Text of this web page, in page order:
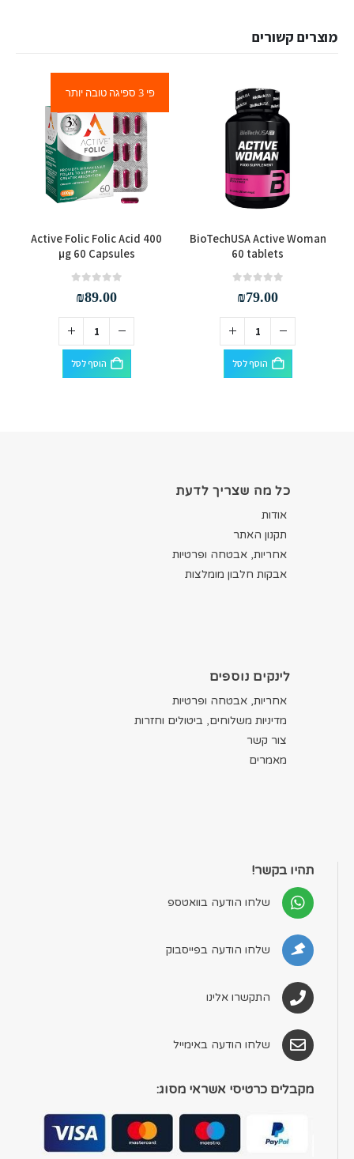
מוצרים קשורים
BioTechUSA Active Woman
60 tablets
₪79.00
הוסף לסל
פי 3 ספיגה טובה יותר
Active Folic Folic Acid 400
µg 60 Capsules
₪89.00
הוסף לסל
כל מה שצריך לדעת
אודות
תקנון האתר
אחריות, אבטחה ופרטיות
אבקות חלבון מומלצות
לינקים נוספים
אחריות, אבטחה ופרטיות
מדיניות משלוחים, ביטולים וחזרות
צור קשר
מאמרים
תהיו בקשר!
שלחו הודעה בוואטספ
שלחו הודעה בפייסבוק
התקשרו אלינו
שלחו הודעה באימייל
מקבלים כרטיסי אשראי מסוג: